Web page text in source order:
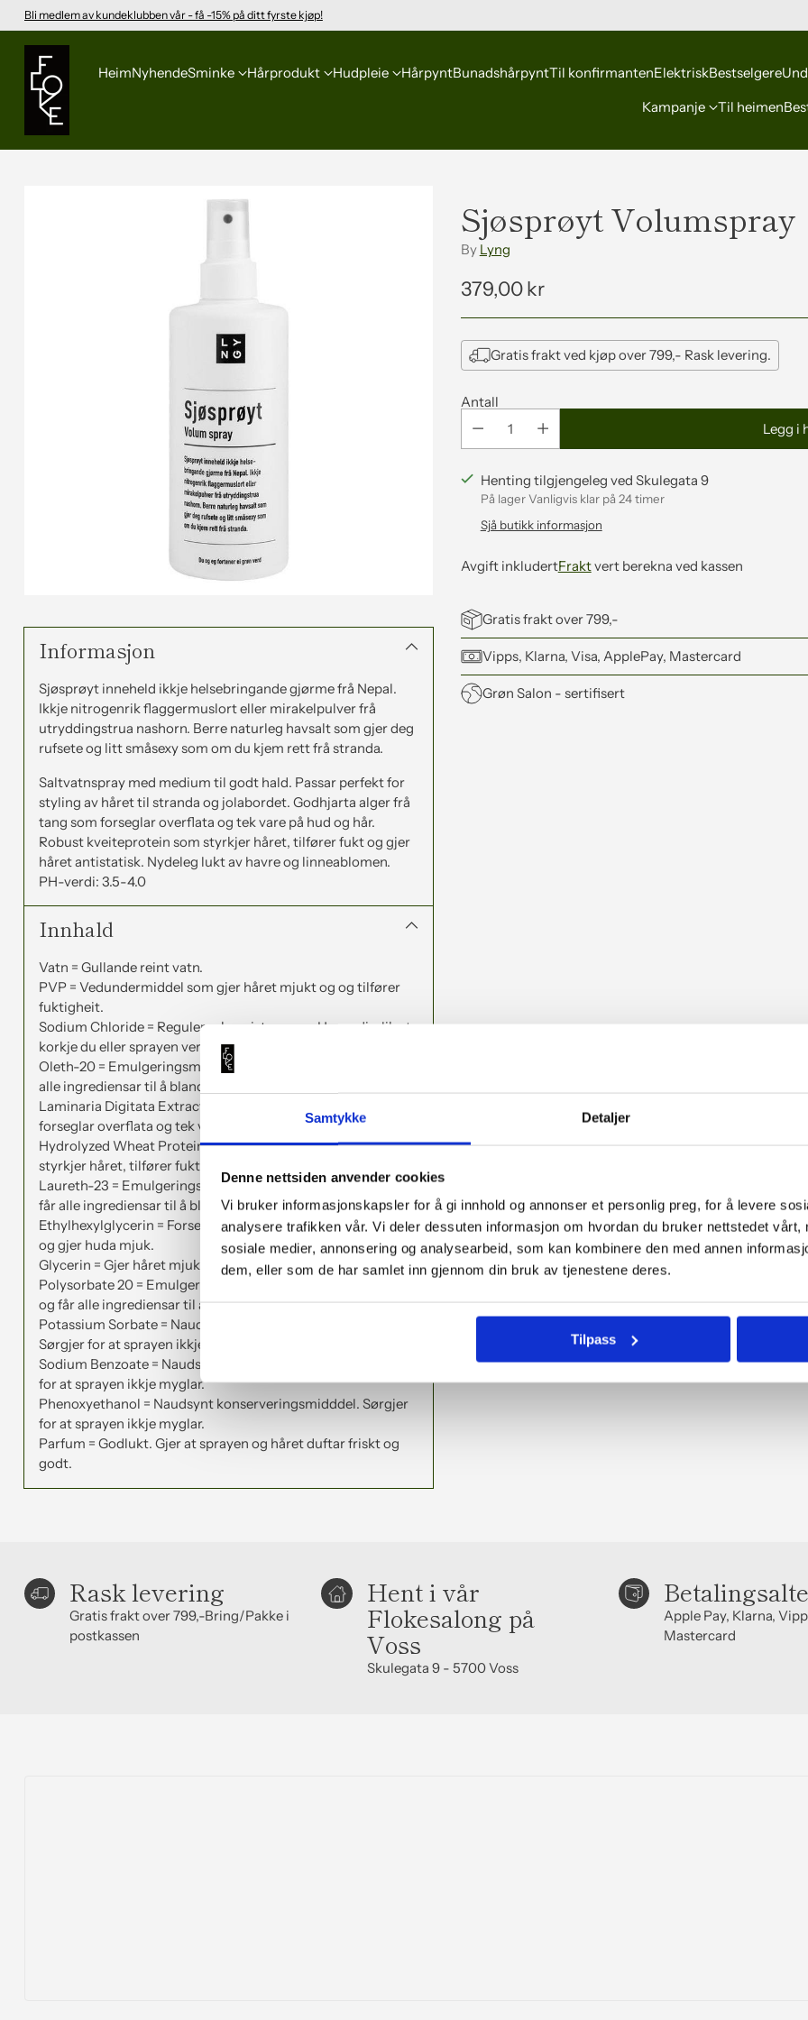
Samtykke Detaljer
Denne nettsiden anvender cookies
Vi bruker informasjonskapsler for å gi innhold og annonser et personlig preg, for å levere
analysere trafikken vår. Vi deler dessuten informasjon om hvordan du bruker nettstedet vårt,
sosiale medier, annonsering og analysearbeid, som kan kombinere den med annen
dem, eller som de har samlet inn gjennom din bruk av tjenestene deres.
Tilpass
Bli medlem av kundeklubben vår - få -15% på ditt fyrste kjøp!
HeimNyhendeSminke Hårprodukt Hudpleie HårpyntBunadshårpyntTil konfirmantenElektriskBestselgere
Kampanje
Til heimen
Informasjon
Sjøsprøyt inneheld ikkje helsebringande gjørme frå Nepal.
Ikkje nitrogenrik flaggermuslort eller mirakelpulver frå
utryddingstrua nashorn. Berre naturleg havsalt som gjer deg
rufsete og litt småsexy som om du kjem rett frå stranda.
Saltvatnspray med medium til godt hald. Passar perfekt for
styling av håret til stranda og jolabordet. Godhjarta alger frå
tang som forseglar overflata og tek vare på hud og hår.
Robust kveiteprotein som styrkjer håret, tilfører fukt og gjer
håret antistatisk. Nydeleg lukt av havre og linneablomen.
PH-verdi: 3.5-4.0
Innhald
Vatn = Gullande reint vatn.
PVP = Vedundermiddel som gjer håret mjukt og og tilfører
fuktigheit.
Sodium Chloride = Regulerer konsistens og pH- verdi, slik at
korkje du eller sprayen vert sur.
Oleth-20 = Emulgeringsmiddel som gjer håret mjukare og får
alle ingrediensar til å blanda seg – sim sala bim.
Laminaria Digitata Extract = Godhjarta alger frå tang som
forseglar overflata og tek vare på hud og hår.
Hydrolyzed Wheat Protein = Robust kveiteprotein som
styrkjer håret, tilfører fukt og gjer håret antistatisk.
Laureth-23 = Emulgeringsmiddel som gjer håret mjukare og
får alle ingrediensar til å blanda seg – sim sala bim.
Ethylhexylglycerin = Forseglar håret si overflata, tilfører fukt
og gjer huda mjuk.
Glycerin = Gjer håret mjukt og godt.
Polysorbate 20 = Emulgeringsmiddel som gjer håret mjukare
og får alle ingrediensar til å blanda seg – sim sala bim.
Potassium Sorbate = Naudsynt konserveringsmidddel.
Sørgjer for at sprayen ikkje myglar.
Sodium Benzoate = Naudsynt konserveringsmidddel. Sørgjer
for at sprayen ikkje myglar.
Phenoxyethanol = Naudsynt konserveringsmidddel. Sørgjer
for at sprayen ikkje myglar.
Parfum = Godlukt. Gjer at sprayen og håret duftar friskt og
godt.
Sjøsprøyt Volumspray
By Lyng
Vanleg
379,00 kr
Gratis frakt ved kjøp over 799,- Rask levering.
Antall
Legg i
Henting tilgjengeleg ved Skulegata 9
På lager Vanligvis klar på 24 timer
Sjå butikk informasjon
Avgift inkludertFraktvert berekna ved kassen
Gratis frakt over 799,-
Vipps, Klarna, Visa, ApplePay, Mastercard
Grøn Salon - sertifisert
Rask levering
Gratis frakt over 799,-Bring/Pakke i
postkassen
Hent i vår
Flokesalong på
Voss
Skulegata 9 - 5700 Voss
Apple Pay, Klarna,
Mastercard